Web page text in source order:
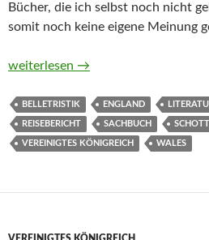
Bücher, die ich selbst noch nicht
somit noch keine eigene Meinung
Belletristik, Sachbücher und
weiterlesen →
BELLETRISTIK ENGLAND
REISEBERICHT SACHBUCH
VEREINIGTES KÖNIGREICH WALES